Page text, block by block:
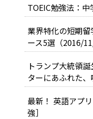
TOEIC勉強法：
業界特化の短期
ース5選（2016/
トランプ大統領
ターにあふれた
最新！ 英語アプ
強］